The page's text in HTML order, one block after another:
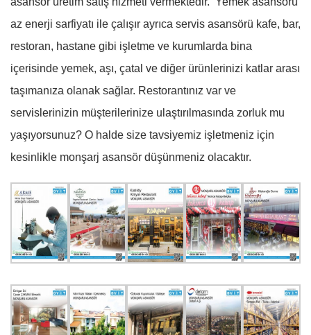
az enerji sarfiyatı ile çalışır ayrıca servis asansörü kafe, bar,
restoran, hastane gibi işletme ve kurumlarda bina
içerisinde yemek, aşı, çatal ve diğer ürünlerinizi katlar arası
taşımanıza olanak sağlar. Restorantınız var ve
servislerinizin müşterilerinize ulaştırılmasında zorluk mu
yaşıyorsunuz? O halde size tavsiyemiz işletmeniz için
kesinlikle monşarj asansör düşünmeniz olacaktır.